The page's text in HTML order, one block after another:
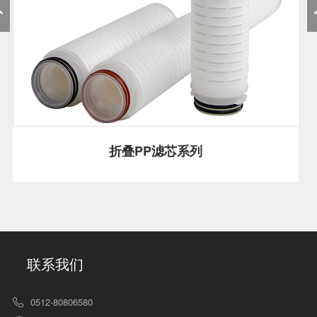
折叠PP滤芯系列
联系我们
0512-80806580